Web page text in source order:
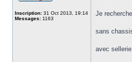
Inscription: 31 Oct 2013, 19:14
Messages: 1163
Je
sans
avec